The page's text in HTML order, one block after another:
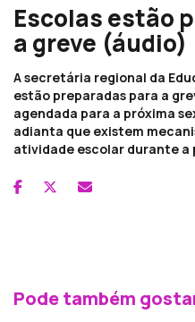
Escolas estão
a greve (áudio)
A secretária regional da
estão preparadas para a
agendada para a próxima
adianta que existem
atividade escolar durante a
Pode também